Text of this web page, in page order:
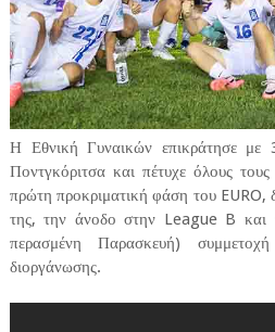
Η Εθνική Γυναικών επικράτησε
Ποντγκόριτσα και πέτυχε όλους
πρώτη προκριματική φάση του EURO,
της, την άνοδο στην League B και
περασμένη Παρασκευή)
διοργάνωσης.